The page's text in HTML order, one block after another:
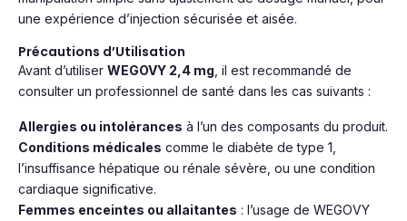
une expérience d’injection sécurisée et aisée.
Précautions d’Utilisation
Avant d’utiliser WEGOVY 2,4 mg , il est recommandé de
consulter un professionnel de santé dans les cas suivants :
Allergies ou intolérances à l’un des composants du produit.
Conditions médicales comme le diabète de type 1,
l’insuffisance hépatique ou rénale sévère, ou une condition
cardiaque significative.
Femmes enceintes ou allaitantes : l’usage de WEGOVY